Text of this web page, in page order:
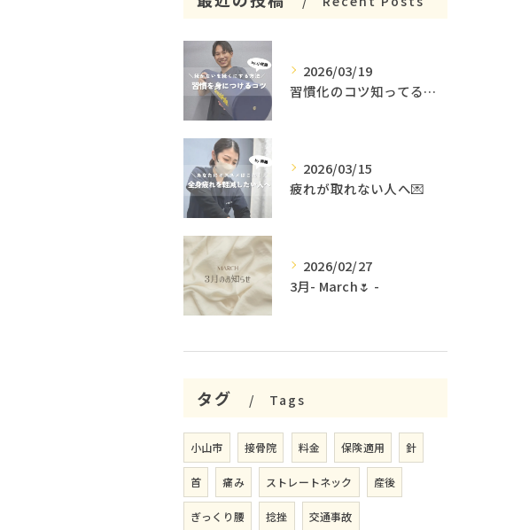
2026/03/19
習慣化のコツ知ってる😳？
2026/03/15
疲れが取れない人へ💌
2026/02/27
3月- March🌷 -
タグ Tags
小山市 接骨院 料金 保険適用 針
首 痛み ストレートネック 産後
ぎっくり腰 捻挫 交通事故